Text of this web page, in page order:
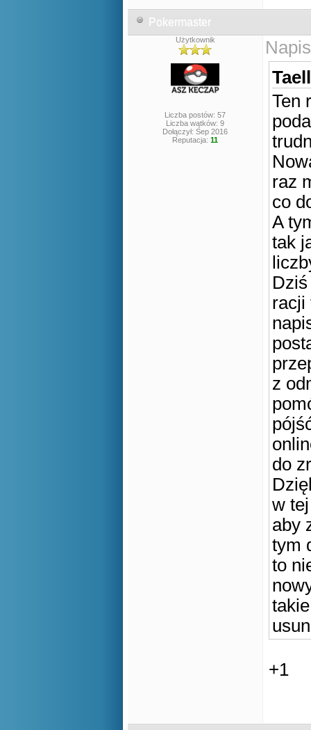
Pokermaster
Użytkownik
Liczba postów: 57
Liczba wątków: 9
Dołączył: Sep 2016
Reputacja: 11
Ten
raz
co
A
tak
racji
z
do
w
aby
tym
to
+1